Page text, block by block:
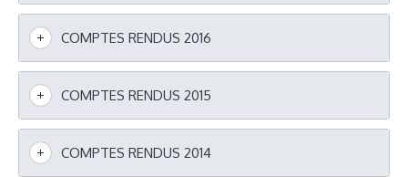
COMPTES RENDUS 2016
COMPTES RENDUS 2015
COMPTES RENDUS 2014